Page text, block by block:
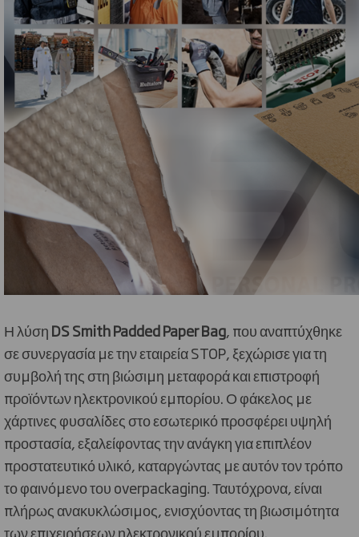
Η λύσηDSSmithPaddedPaperBag, που αναπτύχθηκε
σε συνεργασία με την εταιρείαSTOP, ξεχώρισε για τη
συμβολή της στη βιώσιμη μεταφορά και επιστροφή
προϊόντων ηλεκτρονικού εμπορίου. Ο φάκελος με
χάρτινες φυσαλίδες στο εσωτερικό προσφέρει υψηλή
προστασία, εξαλείφοντας την ανάγκη για επιπλέον
προστατευτικό υλικό, καταργώντας με αυτόν τον τρόπο
το φαινόμενο του overpackaging. Ταυτόχρονα, είναι
πλήρως ανακυκλώσιμος, ενισχύοντας τη βιωσιμότητα
των επιχειρήσεων ηλεκτρονικού εμπορίου.